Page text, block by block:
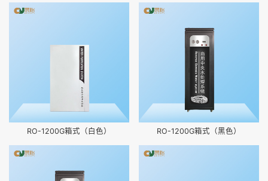
RO-1200G箱式（白色） RO-1200G箱式（黑色）